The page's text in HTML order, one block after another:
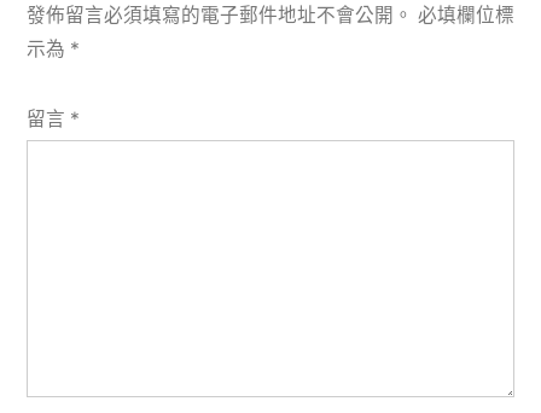
發佈留言必須填寫的電子郵件地址不會公開。 必填欄位標
示為 *
留言 *